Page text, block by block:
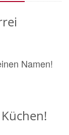
Namen!